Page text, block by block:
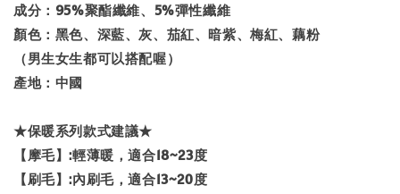
成分：95%聚酯纖維、5%彈性纖維
顏色：黑色、深藍、灰、茄紅、暗紫、梅紅、藕粉
（男生女生都可以搭配喔）
產地：中國
★保暖系列款式建議★
【摩毛】:輕薄暖，適合18~23度
【刷毛】:內刷毛，適合13~20度